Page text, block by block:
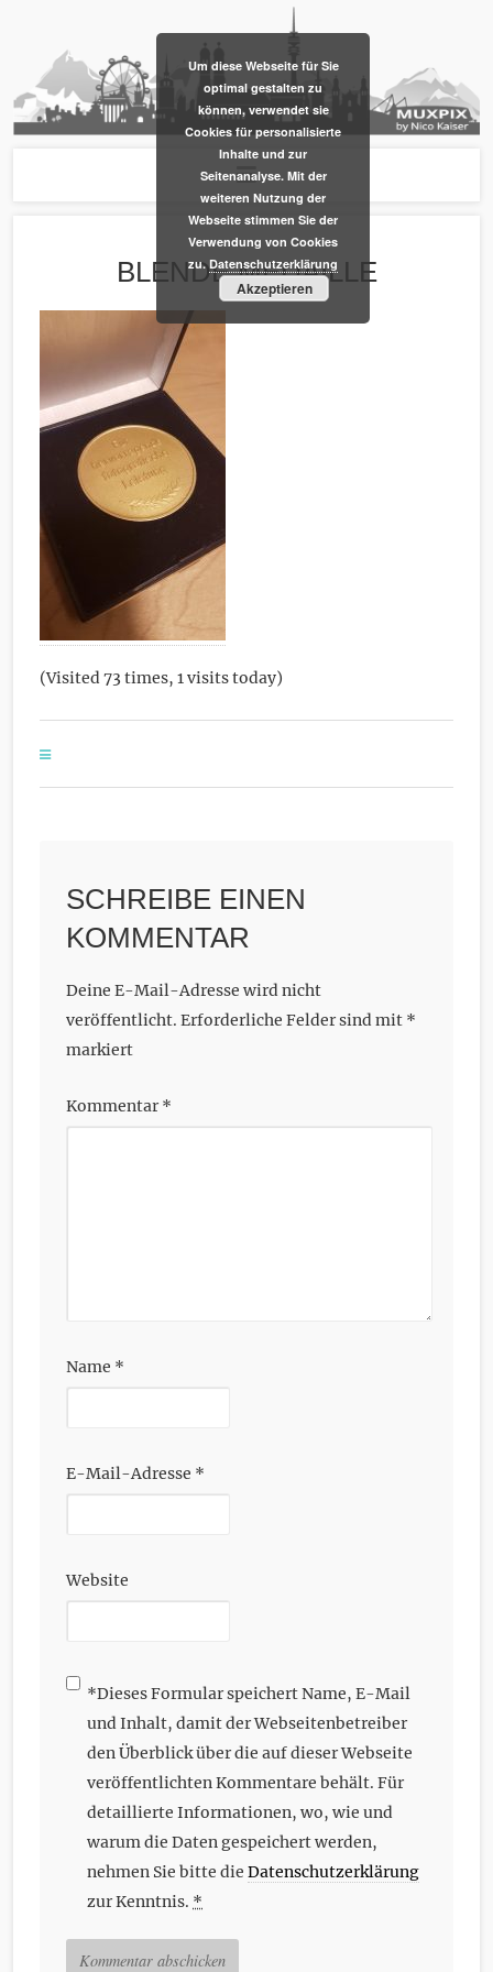
BLENDE MEDAILLE
(Visited 73 times, 1 visits today)
SCHREIBE EINEN
KOMMENTAR
Deine E-Mail-Adresse wird nicht
veröffentlicht. Erforderliche Felder sind mit *
markiert
Kommentar *
Name *
E-Mail-Adresse *
Website
*Dieses Formular speichert Name, E-Mail
und Inhalt, damit der Webseitenbetreiber
den Überblick über die auf dieser Webseite
veröffentlichten Kommentare behält. Für
detaillierte Informationen, wo, wie und
warum die Daten gespeichert werden,
nehmen Sie bitte die Datenschutzerklärung
zur Kenntnis. *
​Um diese Webseite für Sie
optimal gestalten zu
können, verwendet sie
Cookies für personalisierte
Inhalte und zur
Seitenanalyse. Mit der
weiteren Nutzung der
Webseite stimmen Sie der
Verwendung von Cookies
zu.Datenschutzerklärung
Akzeptieren